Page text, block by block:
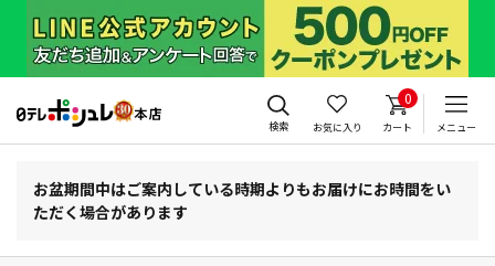
検索 お気に入り
0
カート メニュー
お盆期間中はご案内している時期よりもお届けにお時間をい
ただく場合があります